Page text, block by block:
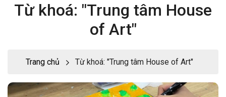
Từ khoá: "Trung tâm House
of Art"
Trang chủ Từ khoá: "Trung tâm House of Art"